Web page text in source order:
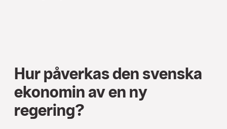
Hur påverkas den svenska
ekonomin av en ny
regering?